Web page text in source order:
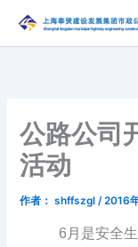
内
公路公司
活动
作者： shffszgl/2016
6月是安全